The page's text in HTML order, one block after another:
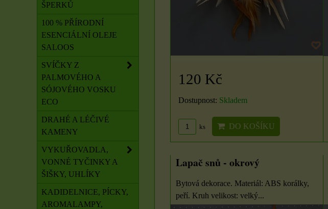
120 Kč
Dostupnost: Skladem
ks DO KOŠÍKU
Lapač snů - okrový
Bytová dekorace. Materiál: ABS korálky,
peří. Kruh velikost: velký...
ŠPERKŮ
100 % PŘÍRODNÍ
ESENCIÁLNÍ OLEJE
SALOOS
SVÍČKY Z
PALMOVÉHO A
SÓJOVÉHO VOSKU
ECO
DRAHÉ A LÉČIVÉ
KAMENY
VYKUŘOVADLA,
VONNÉ TYČINKY A
ŠIŠKY, UHLÍKY
KADIDELNICE, PÍCKY,
AROMALAMPY,